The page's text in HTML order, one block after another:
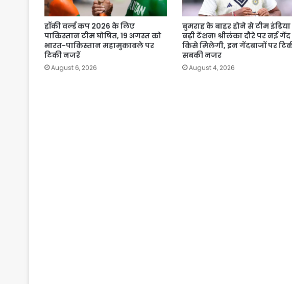
हॉकी वर्ल्ड कप 2026 के लिए
पाकिस्तान टीम घोषित, 19 अगस्त को
भारत-पाकिस्तान महामुकाबले पर
टिकी नजरें
August 6, 2026
बुमराह के बाहर होने से टीम
बढ़ी टेंशन! श्रीलंका दौरे पर नई गेंद
किसे मिलेगी, इन गेंदबाजों पर
सबकी नजर
August 4, 2026